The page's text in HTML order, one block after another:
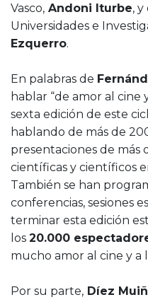
Vasco, Andoni Iturbe,
Universidades e
Ezquerro.
En palabras de
hablar “de amor al cine
sexta edición de este
hablando de más de
presentaciones de más
científicas y científicos
También se han
conferencias, sesiones
terminar esta edición
los 20.000
mucho amor al cine y a
Por su parte, Díez